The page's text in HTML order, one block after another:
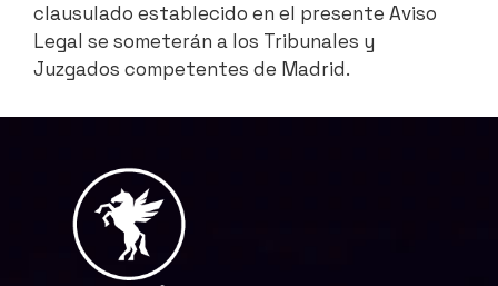
clausulado establecido en el presente Aviso
Legal se someterán a los Tribunales y
Juzgados competentes de Madrid.